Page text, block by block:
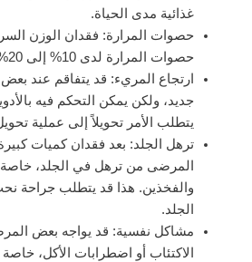
غذائية مدى الحياة.
حصوات المرارة: فقدان الوزن
حصوات المرارة لدى 10% إلى 20% من المرضى.
ارتجاع المريء: قد يتفاقم عند
جديد، ولكن يمكن التحكم فيه
يتطلب الأمر تحويلاً إلى عملية
ترهل الجلد: بعد فقدان كميات
المرضى من ترهل في الجلد، خاصة
والفخذين. هذا قد يتطلب جراحة
الجلد.
مشاكل نفسية: قد يواجه بعض
الاكتئاب أو اضطرابات الأكل، خاصة